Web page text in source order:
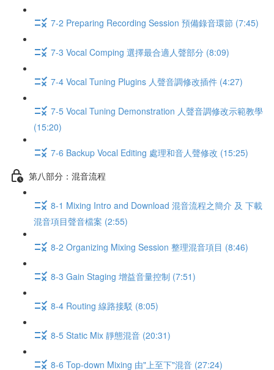
7-2 Preparing Recording Session 預備錄音環節 (7:45)
7-3 Vocal Comping 選擇最合適人聲部分 (8:09)
7-4 Vocal Tuning Plugins 人聲音調修改插件 (4:27)
7-5 Vocal Tuning Demonstration 人聲音調修改示範教學
(15:20)
7-6 Backup Vocal Editing 處理和音人聲修改 (15:25)
第八部分：混音流程
8-1 Mixing Intro and Download 混音流程之簡介 及 下載
混音項目聲音檔案 (2:55)
8-2 Organizing Mixing Session 整理混音項目 (8:46)
8-3 Gain Staging 增益音量控制 (7:51)
8-4 Routing 線路接駁 (8:05)
8-5 Static Mix 靜態混音 (20:31)
8-6 Top-down Mixing 由"上至下"混音 (27:24)